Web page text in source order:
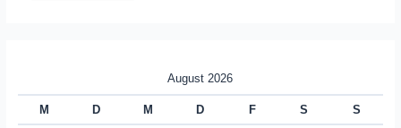
August 2026
M D M D F S S